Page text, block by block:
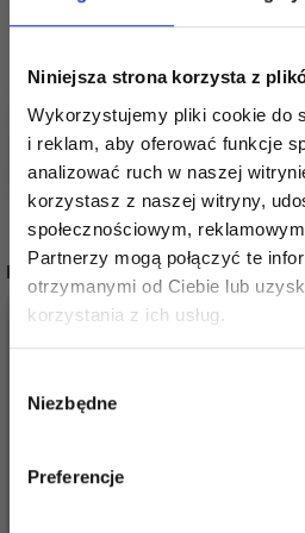
Niniejsza strona korzysta z
Wykorzystujemy pliki cookie do
i reklam, aby oferować funkcje
analizować ruch w naszej
korzystasz z naszej witryny,
społecznościowym,
Partnerzy mogą połączyć te
otrzymanymi od Ciebie lub
korzystania z ich usług.
zgody
Niezbędne
Preferencje
Zobacz wszystkie druty
pończoszniczych tutaj
POPULARNE ALTERNATYWY
30%Promocja
Oszczędź
miłośników włóczek i
dostęp do